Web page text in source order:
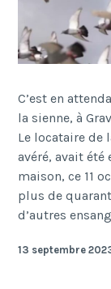
C’est en
la sienne, à
Le locataire
avéré, avait été
maison, ce 11
plus de
d’autres
13 septembre